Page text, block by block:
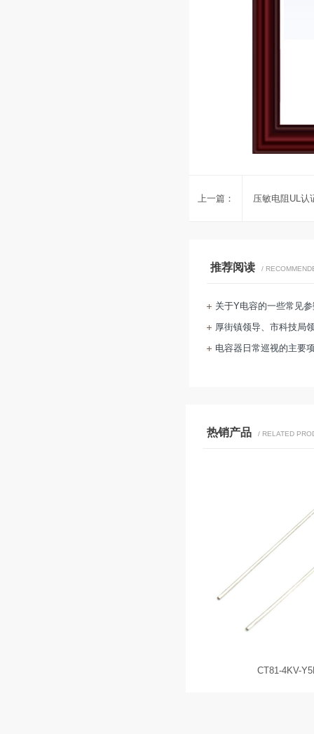
上一篇： 压敏电阻UL认
推荐阅读 /
关于Y电容的一些常见
厚街镇领导、市科技局
电容器日常巡视的主要
热销产品 / RELATED
CT81-4KV-